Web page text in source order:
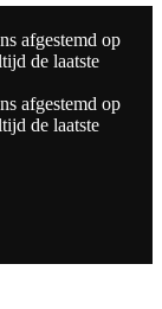
afgestemd op
de laatste
afgestemd op
de laatste